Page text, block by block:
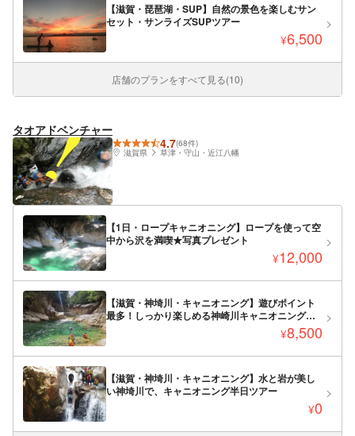
【滋賀・琵琶湖・SUP】自然の景色を楽しむサン
セット・サンライズSUPツアー
¥6,500
店舗のプランをすべて見る(10)
タオアドベンチャー
4.7(68件)
滋賀県
草津・守山・近江八幡
【1日・ロープキャニオニング】ロープを使って空
中から沢を満喫★写真プレゼント
¥12,000
【滋賀・神埼川・キャニオニング】遊びポイント
最多！しっかり楽しめる神崎川キャニオニング★
¥8,500
【滋賀・神埼川・キャニオニング】水と岩が美し
い神埼川で、キャニオニング半日ツアー
¥0